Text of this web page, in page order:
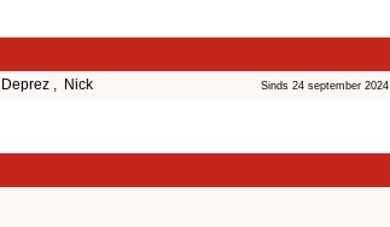
Deprez , Nick Sinds 24 september 2024